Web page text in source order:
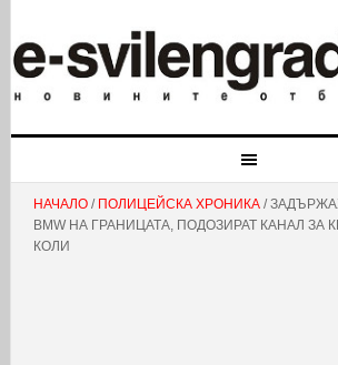
НАЧАЛО/ ПОЛИЦЕЙСКА ХРОНИКА/
BMW НА ГРАНИЦАТА, ПОДОЗИРАТ КАНАЛ ЗА
КОЛИ